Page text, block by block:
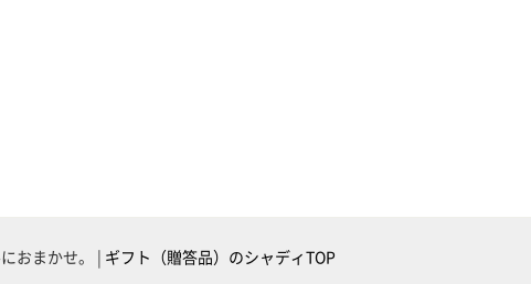
おまかせ。 | ギフト（贈答品）のシャディTOP